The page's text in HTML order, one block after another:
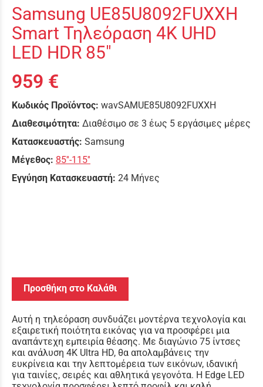
Samsung UE85U8092FUXXH
Smart Τηλεόραση 4K UHD
LED HDR 85"
959 €
Κωδικός Προϊόντος: wavSAMUE85U8092FUXXH
Διαθεσιμότητα: Διαθέσιμο σε 3 έως 5 εργάσιμες μέρες
Κατασκευαστής: Samsung
Μέγεθος: 85''-115''
Εγγύηση Κατασκευαστή: 24 Μήνες
Προσθήκη στο Καλάθι
Αυτή η τηλεόραση συνδυάζει μοντέρνα τεχνολογία και
εξαιρετική ποιότητα εικόνας για να προσφέρει μια
αναπάντεχη εμπειρία θέασης. Με διαγώνιο 75 ίντσες
και ανάλυση 4K Ultra HD, θα απολαμβάνεις την
ευκρίνεια και την λεπτομέρεια των εικόνων, ιδανική
για ταινίες, σειρές και αθλητικά γεγονότα. Η Edge LED